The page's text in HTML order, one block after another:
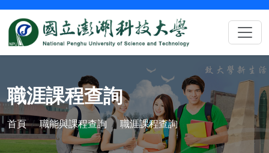
職涯課程查詢
首頁 職能與課程查詢 職涯課程查詢